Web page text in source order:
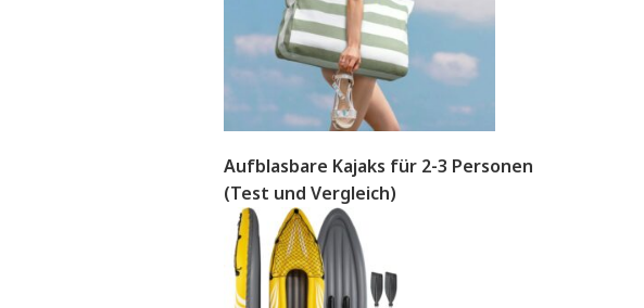
Aufblasbare Kajaks für 2-3 Personen
(Test und Vergleich)